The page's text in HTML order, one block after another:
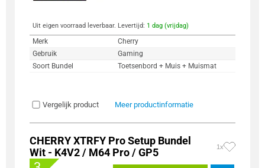
Uit eigen voorraad leverbaar. Levertijd: 1 dag (vrijdag)
Merk
Cherry
Gebruik
Gaming
Soort Bundel
Toetsenbord + Muis + Muismat
Vergelijk product Meer productinformatie
CHERRY XTRFY Pro Setup Bundel
Wit - K4V2 / M64 Pro / GP5
1x